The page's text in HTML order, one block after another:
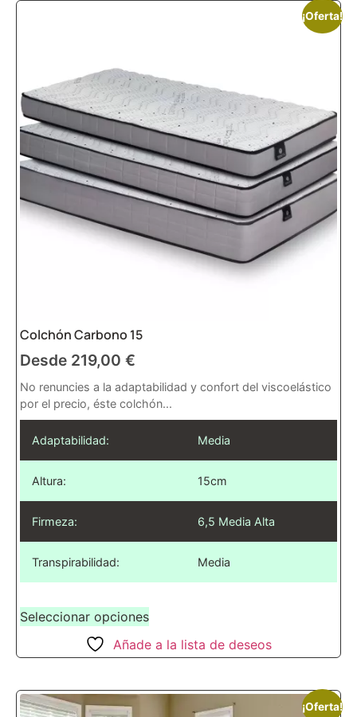
¡Oferta!
Colchón Carbono 15
Desde 219,00 €
No renuncies a la adaptabilidad y confort del viscoelástico
por el precio, éste colchón...
Adaptabilidad: Media
Altura: 15cm
Firmeza: 6,5 Media Alta
Transpirabilidad: Media
Seleccionar opciones
Añade a la lista de deseos
¡Oferta!